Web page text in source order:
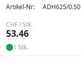
Artikel-Nr: ADH625/0.50
CHF / Stk.
53.46
1 Stk.